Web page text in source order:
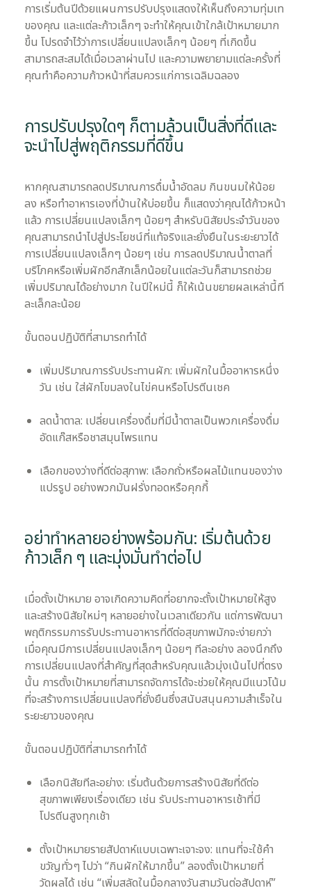
การเริ่มต้นปีด้วยแผนการปรับปรุงแสดงให้เห็นถึงความทุ่มเท
ของคุณ และแต่ละก้าวเล็กๆ จะทำให้คุณเข้าใกล้เป้าหมายมาก
ขึ้น โปรดจำไว้ว่าการเปลี่ยนแปลงเล็กๆ น้อยๆ ที่เกิดขึ้น
สามารถสะสมได้เมื่อเวลาผ่านไป และความพยายามแต่ละครั้งที่
คุณทำคือความก้าวหน้าที่สมควรแก่การเฉลิมฉลอง
การปรับปรุงใดๆ ก็ตามล้วนเป็นสิ่งที่ดีและ
จะนำไปสู่พฤติกรรมที่ดีขึ้น
หากคุณสามารถลดปริมาณการดื่มน้ำอัดลม กินขนมให้น้อย
ลง หรือทำอาหารเองที่บ้านให้บ่อยขึ้น ก็แสดงว่าคุณได้ก้าวหน้า
แล้ว การเปลี่ยนแปลงเล็กๆ น้อยๆ สำหรับนิสัยประจำวันของ
คุณสามารถนำไปสู่ประโยชน์ที่แท้จริงและยั่งยืนในระยะยาวได้
การเปลี่ยนแปลงเล็กๆ น้อยๆ เช่น การลดปริมาณน้ำตาลที่
บริโภคหรือเพิ่มผักอีกสักเล็กน้อยในแต่ละวันก็สามารถช่วย
เพิ่มปริมาณได้อย่างมาก ในปีใหม่นี้ ก็ให้เน้นขยายผลเหล่านี้ที
ละเล็กละน้อย
ขั้นตอนปฏิบัติที่สามารถทำได้
เพิ่มปริมาณการรับประทานผัก: เพิ่มผักในมื้ออาหารหนึ่ง
วัน เช่น ใส่ผักโขมลงในไข่คนหรือโปรตีนเชค
ลดน้ำตาล: เปลี่ยนเครื่องดื่มที่มีน้ำตาลเป็นพวกเครื่องดื่ม
อัดแก๊สหรือชาสมุนไพรแทน
เลือกของว่างที่ดีต่อสุภาพ: เลือกถั่วหรือผลไม้แทนของว่าง
แปรรูป อย่างพวกมันฝรั่งทอดหรือคุกกี้
อย่าทำหลายอย่างพร้อมกัน: เริ่มต้นด้วย
ก้าวเล็ก ๆ และมุ่งมั่นทำต่อไป
เมื่อตั้งเป้าหมาย อาจเกิดความคิดที่อยากจะตั้งเป้าหมายให้สูง
และสร้างนิสัยใหม่ๆ หลายอย่างในเวลาเดียวกัน แต่การพัฒนา
พฤติกรรมการรับประทานอาหารที่ดีต่อสุขภาพมักจะง่ายกว่า
เมื่อคุณมีการเปลี่ยนแปลงเล็กๆ น้อยๆ ทีละอย่าง ลองนึกถึง
การเปลี่ยนแปลงที่สำคัญที่สุดสำหรับคุณแล้วมุ่งเน้นไปที่ตรง
นั้น การตั้งเป้าหมายที่สามารถจัดการได้จะช่วยให้คุณมีแนวโน้ม
ที่จะสร้างการเปลี่ยนแปลงที่ยั่งยืนซึ่งสนับสนุนความสำเร็จใน
ระยะยาวของคุณ
ขั้นตอนปฏิบัติที่สามารถทำได้
เลือกนิสัยทีละอย่าง: เริ่มต้นด้วยการสร้างนิสัยที่ดีต่อ
สุขภาพเพียงเรื่องเดียว เช่น รับประทานอาหารเช้าที่มี
โปรตีนสูงทุกเช้า
ตั้งเป้าหมายรายสัปดาห์แบบเฉพาะเจาะจง: แทนที่จะใช้คำ
ขวัญทั่วๆ ไปว่า “กินผักให้มากขึ้น” ลองตั้งเป้าหมายที่
วัดผลได้ เช่น “เพิ่มสลัดในมื้อกลางวันสามวันต่อสัปดาห์”